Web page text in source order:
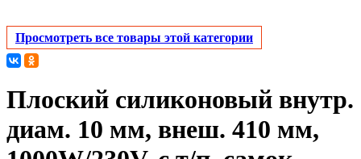
Просмотреть все товары этой категории
Плоский силиконовый внутр.
диам. 10 мм, внеш. 410 мм,